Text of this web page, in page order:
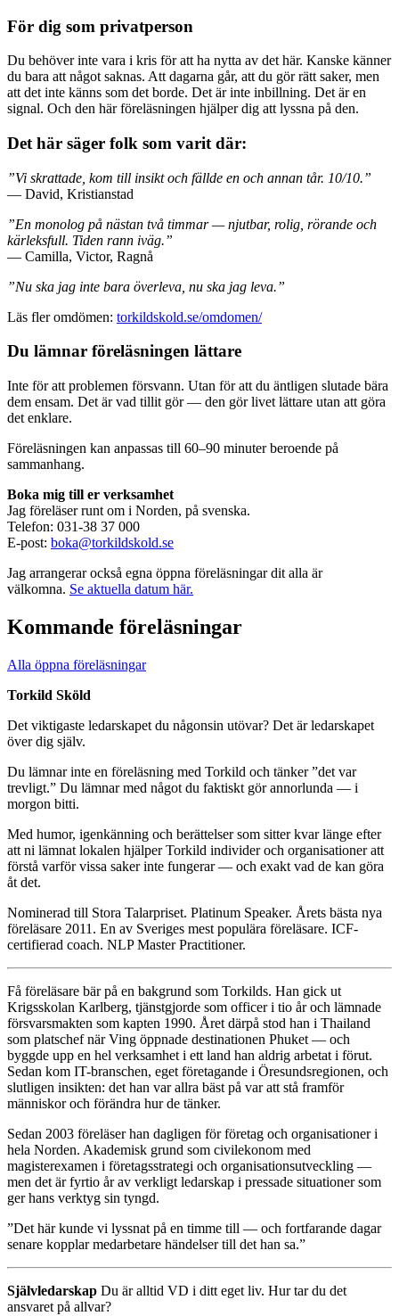
För dig som privatperson
Du behöver inte vara i kris för att ha nytta av det här. Kanske känner
du bara att något saknas. Att dagarna går, att du gör rätt saker, men
att det inte känns som det borde. Det är inte inbillning. Det är en
signal. Och den här föreläsningen hjälper dig att lyssna på den.
Det här säger folk som varit där:
”Vi skrattade, kom till insikt och fällde en och annan tår. 10/10.”
— David, Kristianstad
”En monolog på nästan två timmar — njutbar, rolig, rörande och
kärleksfull. Tiden rann iväg.”
— Camilla, Victor, Ragnå
”Nu ska jag inte bara överleva, nu ska jag leva.”
Läs fler omdömen: torkildskold.se/omdomen/
Du lämnar föreläsningen lättare
Inte för att problemen försvann. Utan för att du äntligen slutade bära
dem ensam. Det är vad tillit gör — den gör livet lättare utan att göra
det enklare.
Föreläsningen kan anpassas till 60–90 minuter beroende på
sammanhang.
Boka mig till er verksamhet
Jag föreläser runt om i Norden, på svenska.
Telefon: 031-38 37 000
E-post: boka@torkildskold.se
Jag arrangerar också egna öppna föreläsningar dit alla är
välkomna. Se aktuella datum här.
Kommande föreläsningar
Alla öppna föreläsningar
Torkild Sköld
Det viktigaste ledarskapet du någonsin utövar? Det är ledarskapet
över dig själv.
Du lämnar inte en föreläsning med Torkild och tänker ”det var
trevligt.” Du lämnar med något du faktiskt gör annorlunda — i
morgon bitti.
Med humor, igenkänning och berättelser som sitter kvar länge efter
att ni lämnat lokalen hjälper Torkild individer och organisationer att
förstå varför vissa saker inte fungerar — och exakt vad de kan göra
åt det.
Nominerad till Stora Talarpriset. Platinum Speaker. Årets bästa nya
föreläsare 2011. En av Sveriges mest populära föreläsare. ICF-
certifierad coach. NLP Master Practitioner.
Få föreläsare bär på en bakgrund som Torkilds. Han gick ut
Krigsskolan Karlberg, tjänstgjorde som officer i tio år och lämnade
försvarsmakten som kapten 1990. Året därpå stod han i Thailand
som platschef när Ving öppnade destinationen Phuket — och
byggde upp en hel verksamhet i ett land han aldrig arbetat i förut.
Sedan kom IT-branschen, eget företagande i Öresundsregionen, och
slutligen insikten: det han var allra bäst på var att stå framför
människor och förändra hur de tänker.
Sedan 2003 föreläser han dagligen för företag och organisationer i
hela Norden. Akademisk grund som civilekonom med
magisterexamen i företagsstrategi och organisationsutveckling —
men det är fyrtio år av verkligt ledarskap i pressade situationer som
ger hans verktyg sin tyngd.
”Det här kunde vi lyssnat på en timme till — och fortfarande dagar
senare kopplar medarbetare händelser till det han sa.”
Självledarskap Du är alltid VD i ditt eget liv. Hur tar du det
ansvaret på allvar?